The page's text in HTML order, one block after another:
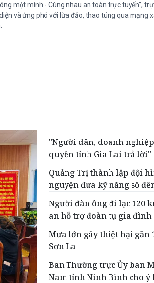
một mình - Cùng nhau an toàn trực tuyến”,
và ứng phó với lừa đảo, thao túng qua mạng
"Người dân, doanh
quyền tỉnh Gia Lai trả lời"
Quảng Trị thành lập đội
nguyện đưa kỹ năng số
Người đàn ông đi lạc 120
an hỗ trợ đoàn tụ gia đình
Mưa lớn gây thiệt hại gần
Sơn La
Ban Thường trực Ủy ban
Nam tỉnh Ninh Bình cho ý